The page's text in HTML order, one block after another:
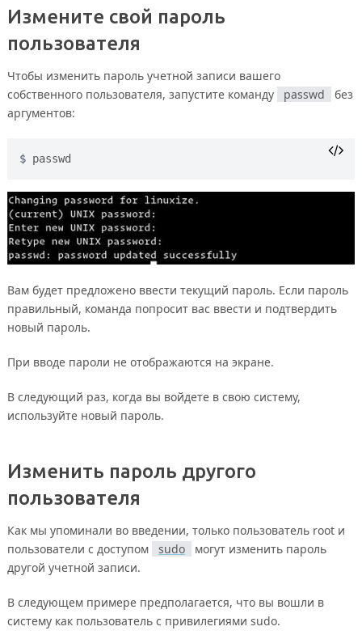
Измените свой пароль
пользователя
Чтобы изменить пароль учетной записи вашего
собственного пользователя, запустите команду
passwd
без
аргументов:
passwd
Вам будет предложено ввести текущий пароль. Если пароль
правильный, команда попросит вас ввести и подтвердить
новый пароль.
При вводе пароли не отображаются на экране.
В следующий раз, когда вы войдете в свою систему,
используйте новый пароль.
Изменить пароль другого
пользователя
Как мы упоминали во введении, только пользователь root и
пользователи с доступом
sudo
могут изменить пароль
другой учетной записи.
В следующем примере предполагается, что вы вошли в
систему как пользователь с привилегиями sudo.